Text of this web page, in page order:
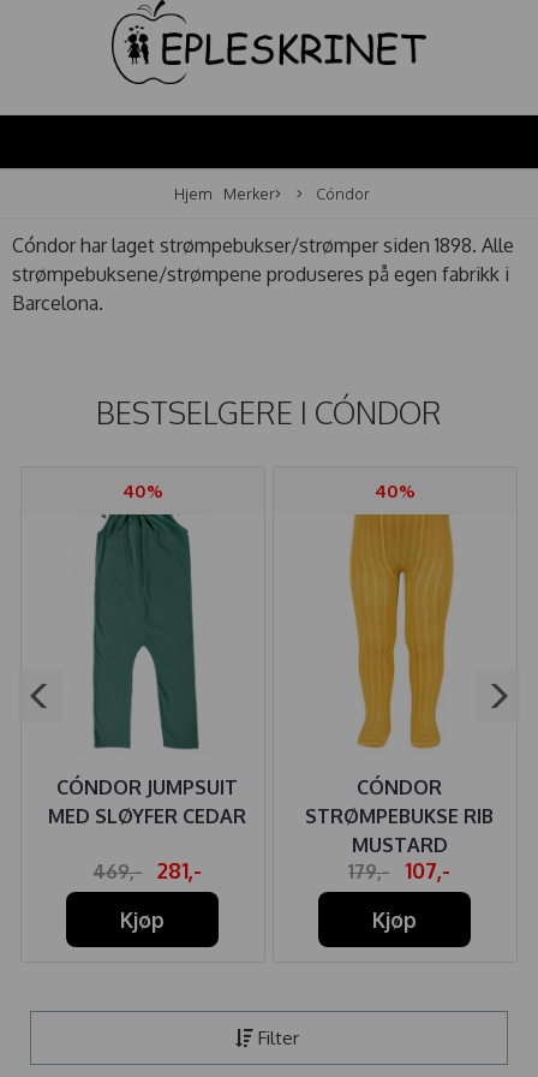
Hjem Merker Cóndor
Cóndor har laget strømpebukser/strømper siden 1898. Alle
strømpebuksene/strømpene produseres på egen fabrikk i
Barcelona.
BESTSELGERE I CÓNDOR
40%
CÓNDOR JUMPSUIT
MED SLØYFER CEDAR
469,-
281,-
Kjøp
40%
CÓNDOR
STRØMPEBUKSE RIB
MUSTARD
179,-
107,-
Kjøp
Filter